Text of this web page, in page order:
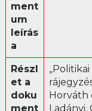
Irat
Ankét
Levél
Műsor
Librettó
ment
um
leírás
a
Részl
et a
doku
ment
Horváth
Ladányi,